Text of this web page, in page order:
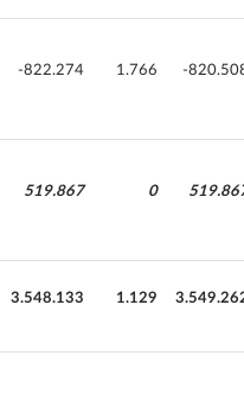
-822.274 1.766 -
519.867 0
3.548.133 1.129